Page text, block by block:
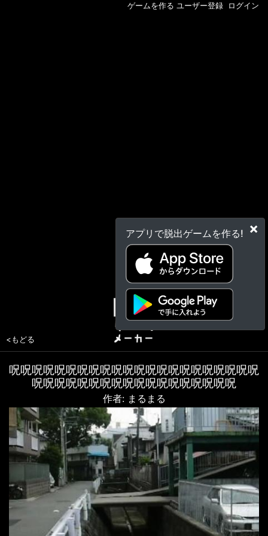
×
アプリで脱出ゲームを作る!
ゲームを作る ユーザー登録 ログイン
<もどる
呪呪呪呪呪呪呪呪呪呪呪呪呪呪呪呪呪呪呪呪呪呪
呪呪呪呪呪呪呪呪呪呪呪呪呪呪呪呪呪呪
作者: まるまる